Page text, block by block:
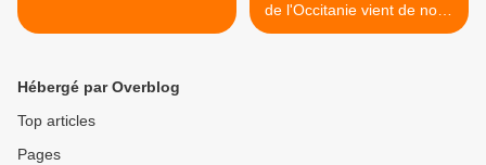
de l'Occitanie vient de nous
quitter >
Hébergé par Overblog
Top articles
Pages